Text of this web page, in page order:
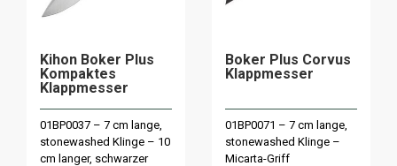
Kihon Boker Plus
Kompaktes
Klappmesser
01BP0037 – 7 cm lange,
stonewashed Klinge – 10
cm langer, schwarzer
Boker Plus Corvus
Klappmesser
01BP0071 – 7 cm lange,
stonewashed Klinge –
Micarta-Griff